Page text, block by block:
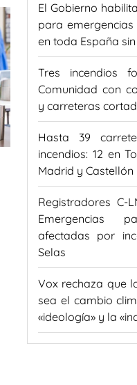
El Gobierno
para
en toda España
Tres incendios
Comunidad con
y carreteras
Hasta 39
incendios: 12 en
Madrid y Castellón
Registradores C-
Emergencias
afectadas por
Selas
Vox rechaza que
sea el cambio
«ideología» y la